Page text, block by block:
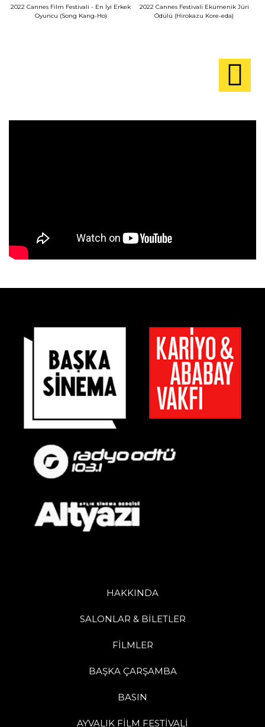
2022 Cannes Film Festivali - En İyi Erkek
Oyuncu (Song Kang-Ho)
2022 Cannes Festivali Ekümenik Jüri
Ödülü (Hirokazu Kore-eda)
HAKKINDA
SALONLAR & BİLETLER
FİLMLER
BAŞKA ÇARŞAMBA
BASIN
AYVALIK FİLM FESTİVALİ